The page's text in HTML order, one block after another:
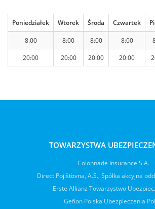
Poniedziałek Wtorek Środa Czwartek
8:00 8:00 8:00 8:00
20:00
20:00 20:00 20:00
TOWARZYSTWA
Colonnade Insurance S.A.
Direct Pojišťovna, A.S., Spółka akcyjna
Erste Allianz Towarzystwo
Gefion Polska Ubezpieczenia